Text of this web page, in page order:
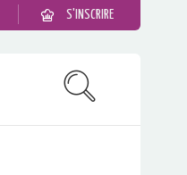
S'INSCRIRE